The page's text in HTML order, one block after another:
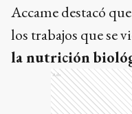
Accame destacó
los trabajos que se
la nutrición
Ads